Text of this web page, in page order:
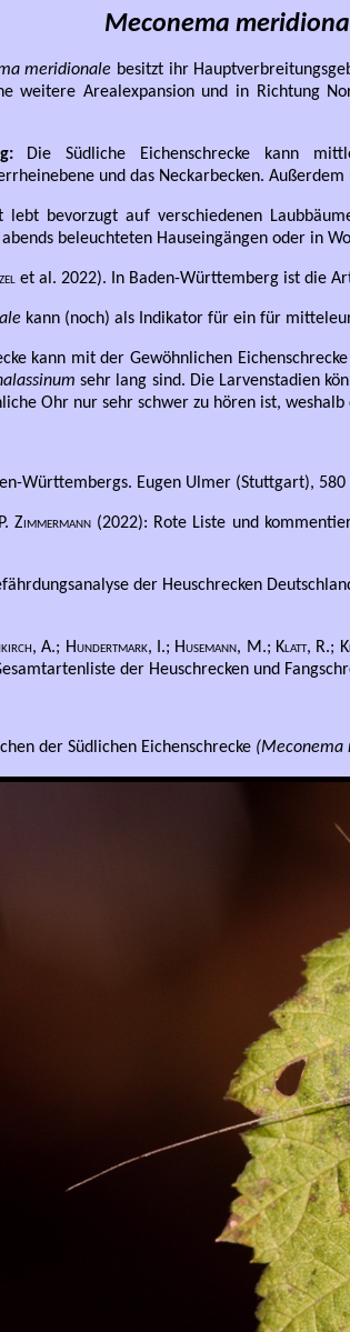
Meconema
meridionale besitzt ihr
weitere Arealexpansion und in Richtung
Die Südliche Eichenschrecke kann
und das Neckarbecken.
lebt bevorzugt auf verschiedenen
beleuchteten Hauseingängen oder in
et al. 2022). In Baden-Württemberg ist die
kann (noch) als Indikator für ein für
kann mit der Gewöhnlichen
sehr lang sind. Die Larvenstadien
Ohr nur sehr schwer zu hören ist,
Württembergs. Eugen Ulmer (Stuttgart), 580
Zimmermann(2022): Rote Liste und
der Heuschrecken
A.; Hundertmark, I.; Husemann, M.; Klatt,
der Heuschrecken und
der Südlichen Eichenschrecke (Meconema